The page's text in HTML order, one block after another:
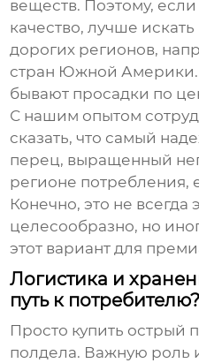
веществ. Поэтому,
качество, лучше
дорогих регионов,
стран Южной Америки.
бывают просадки по
С нашим опытом
сказать, что самый
перец, выращенный
регионе потребления,
Конечно, это не всегда
целесообразно, но
этот вариант для
Логистика и
путь к потребителю?
Просто купить острый
полдела. Важную роль